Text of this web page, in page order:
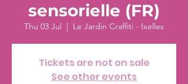
sensorielle (FR)
Thu 03 Jul
  |
Le Jardin Craffiti - Ixelles
Tickets are not on sale
See other events